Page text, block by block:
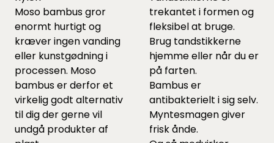
Moso bambus gror
enormt hurtigt og
kræver ingen vanding
eller kunstgødning i
processen. Moso
bambus er derfor et
virkelig godt alternativ
til dig der gerne vil
undgå produkter af
trekantet i formen og
fleksibel at bruge.
Brug tandstikkerne
hjemme eller når du er
på farten.
Bambus er
antibakterielt i sig selv.
Myntesmagen giver
frisk ånde.